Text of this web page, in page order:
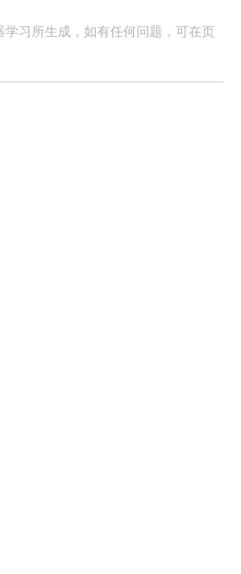
习所生成，如有任何问题，可在页